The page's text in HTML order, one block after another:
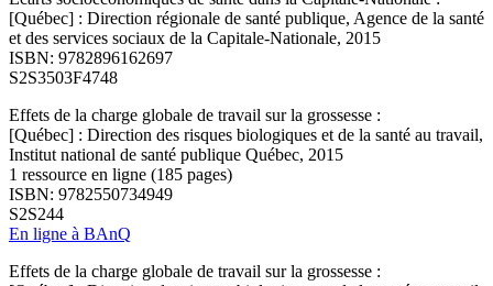
[Québec] : Direction régionale de santé publique, Agence de la santé
et des services sociaux de la Capitale-Nationale, 2015
ISBN: 9782896162697
S2S3503F4748
Effets de la charge globale de travail sur la grossesse :
[Québec] : Direction des risques biologiques et de la santé au travail,
Institut national de santé publique Québec, 2015
1 ressource en ligne (185 pages)
ISBN: 9782550734949
S2S244
En ligne à BAnQ
Effets de la charge globale de travail sur la grossesse :